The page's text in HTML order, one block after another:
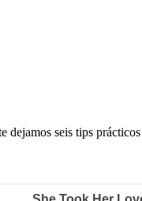
seis tips